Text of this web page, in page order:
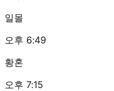
일몰
오후 6:49
황혼
오후 7:15